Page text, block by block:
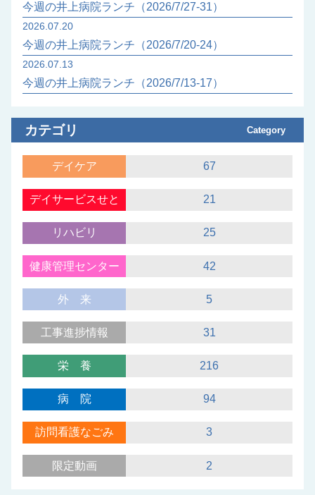
今週の井上病院ランチ（2026/7/27-31）
2026.07.20
今週の井上病院ランチ（2026/7/20-24）
2026.07.13
今週の井上病院ランチ（2026/7/13-17）
カテゴリ Category
デイケア 67
デイサービスせと 21
リハビリ 25
健康管理センター 42
外来 5
工事進捗情報 31
栄養 216
病院 94
訪問看護なごみ 3
限定動画 2